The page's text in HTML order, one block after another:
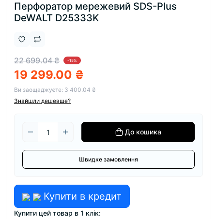
Перфоратор мережевий SDS-Plus
DeWALT D25333K
22 699.04 ₴ -15%
19 299.00 ₴
Ви заощаджуєте: 3 400.04 ₴
Знайшли дешевше?
До кошика
Швидке замовлення
Купити в кредит
Купити цей товар в 1 клік: